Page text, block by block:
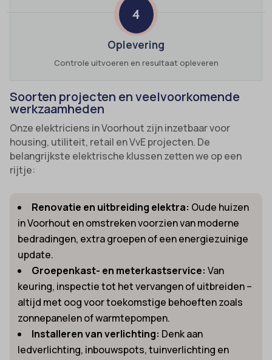
4
Oplevering
Controle uitvoeren en resultaat opleveren
Soorten projecten en veelvoorkomende
werkzaamheden
Onze elektriciens in Voorhout zijn inzetbaar voor
housing, utiliteit, retail en VvE projecten. De
belangrijkste elektrische klussen zetten we op een
rijtje:
Renovatie en uitbreiding elektra: Oude huizen
in Voorhout en omstreken voorzien van moderne
bedradingen, extra groepen of een energiezuinige
update.
Groepenkast- en meterkastservice: Van
keuring, inspectie tot het vervangen of uitbreiden –
altijd met oog voor toekomstige behoeften zoals
zonnepanelen of warmtepompen.
Installeren van verlichting: Denk aan
ledverlichting, inbouwspots, tuinverlichting en